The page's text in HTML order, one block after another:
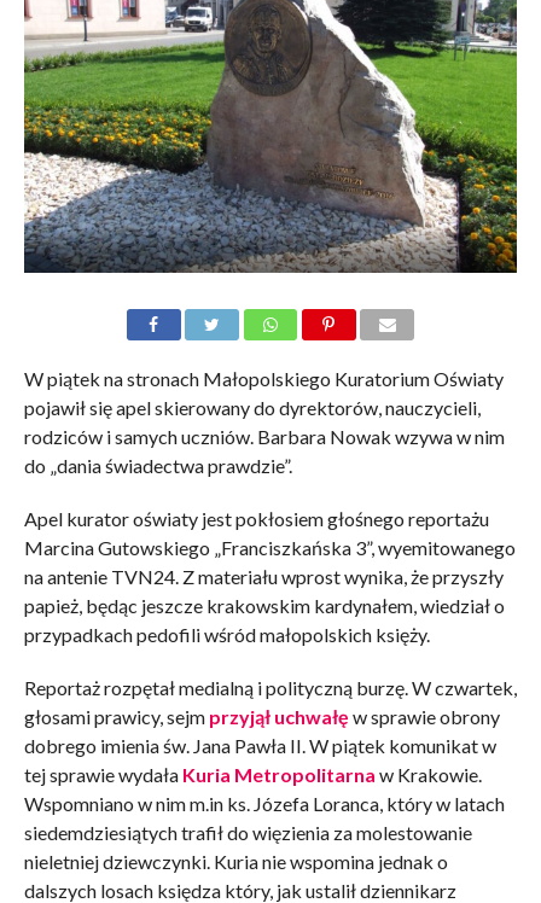
W piątek na stronach Małopolskiego Kuratorium Oświaty
pojawił się apel skierowany do dyrektorów, nauczycieli,
rodziców i samych uczniów. Barbara Nowak wzywa w nim
do „dania świadectwa prawdzie”.
Apel kurator oświaty jest pokłosiem głośnego reportażu
Marcina Gutowskiego „Franciszkańska 3”, wyemitowanego
na antenie TVN24. Z materiału wprost wynika, że przyszły
papież, będąc jeszcze krakowskim kardynałem, wiedział o
przypadkach pedofili wśród małopolskich księży.
Reportaż rozpętał medialną i polityczną burzę. W czwartek,
głosami prawicy, sejm przyjął uchwałę w sprawie obrony
dobrego imienia św. Jana Pawła II. W piątek komunikat w
tej sprawie wydała Kuria Metropolitarna w Krakowie.
Wspomniano w nim m.in ks. Józefa Loranca, który w latach
siedemdziesiątych trafił do więzienia za molestowanie
nieletniej dziewczynki. Kuria nie wspomina jednak o
dalszych losach księdza który, jak ustalił dziennikarz